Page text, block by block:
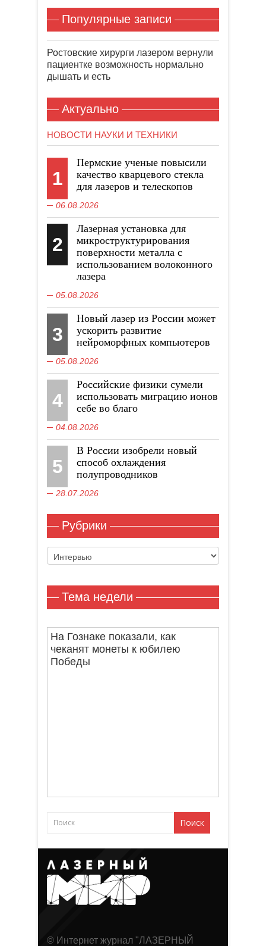
Популярные записи
Ростовские хирурги лазером вернули
пациентке возможность нормально
дышать и есть
Актуально
НОВОСТИ НАУКИ И ТЕХНИКИ
1
Пермские ученые повысили
качество кварцевого стекла
для лазеров и телескопов
06.08.2026
2
Лазерная установка для
микроструктурирования
поверхности металла с
использованием волоконного
лазера
05.08.2026
3
Новый лазер из России может
ускорить развитие
нейроморфных компьютеров
05.08.2026
4
Российские физики сумели
использовать миграцию ионов
себе во благо
04.08.2026
5
В России изобрели новый
способ охлаждения
полупроводников
28.07.2026
Рубрики
Рубрики
Тема недели
На Гознаке показали, как
чеканят монеты к юбилею
Победы
© Интернет журнал "ЛАЗЕРНЫЙ